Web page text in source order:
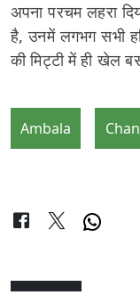
अपना परचम लहरा
है, उनमें लगभग सभी
की मिट्टी में ही खेल
Ambala